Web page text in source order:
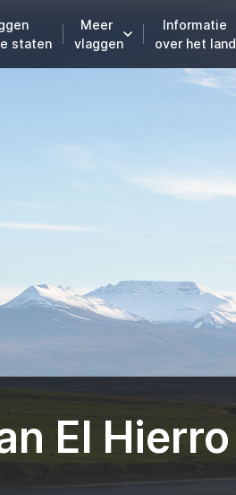
staten
Meer
vlaggen
Informatie
over het land
El Hierro